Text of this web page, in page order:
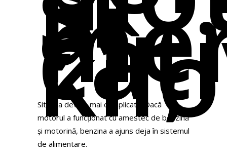
Situația devine mai complicată. Dacă
motorul a funcționat cu amestec de benzină
și motorină, benzina a ajuns deja în sistemul
de alimentare.